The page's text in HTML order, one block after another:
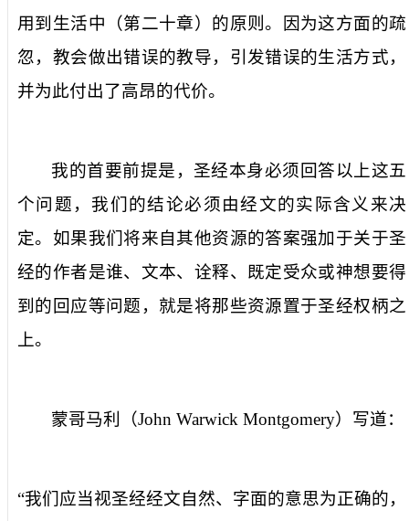
用到生活中（第二十章）的原则。因为这方面的疏
忽，教会做出错误的教导，引发错误的生活方式，
并为此付出了高昂的代价。
我的首要前提是，圣经本身必须回答以上这五
个问题，我们的结论必须由经文的实际含义来决
定。如果我们将来自其他资源的答案强加于关于圣
经的作者是谁、文本、诠释、既定受众或神想要得
到的回应等问题，就是将那些资源置于圣经权柄之
上。
蒙哥马利（John Warwick Montgomery）写道：
“我们应当视圣经经文自然、字面的意思为正确的，